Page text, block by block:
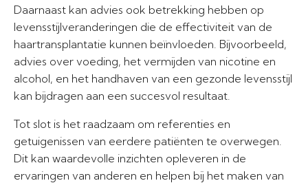
Daarnaast kan advies ook betrekking hebben op
levensstijlveranderingen die de effectiviteit van de
haartransplantatie kunnen beïnvloeden. Bijvoorbeeld,
advies over voeding, het vermijden van nicotine en
alcohol, en het handhaven van een gezonde levensstijl
kan bijdragen aan een succesvol resultaat.
Tot slot is het raadzaam om referenties en
getuigenissen van eerdere patiënten te overwegen.
Dit kan waardevolle inzichten opleveren in de
ervaringen van anderen en helpen bij het maken van